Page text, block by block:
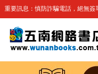
重要訊息：慎防詐騙電話，絕無